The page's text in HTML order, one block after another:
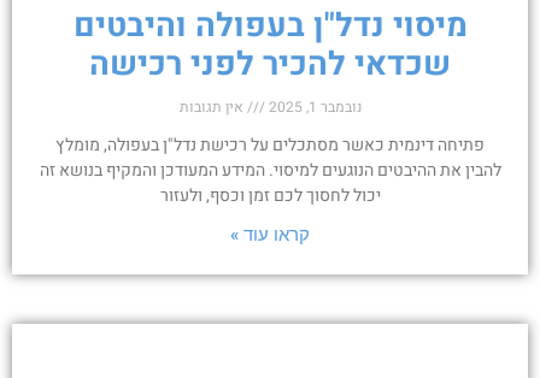
מיסוי נדל"ן בעפולה והיבטים
שכדאי להכיר לפני רכישה
נובמבר 1, 2025 אין תגובות
פתיחה דינמית כאשר מסתכלים על רכישת נדל"ן בעפולה, מומלץ
להבין את ההיבטים הנוגעים למיסוי. המידע המעודכן והמקיף בנושא זה
יכול לחסוך לכם זמן וכסף, ולעזור
קראו עוד »